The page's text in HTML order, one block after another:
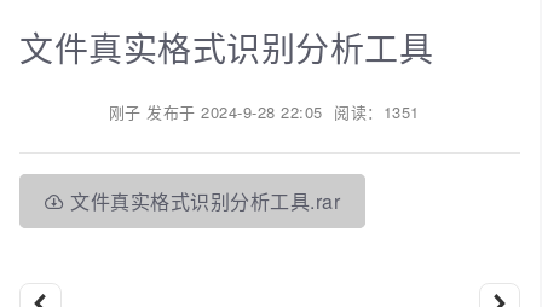
文件真实格式识别分析工具
刚子 发布于 2024-9-28 22:05 阅读：1351
文件真实格式识别分析工具.rar